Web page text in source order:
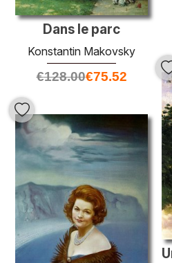
Dans le parc
Konstantin Makovsky
€128.00€75.52